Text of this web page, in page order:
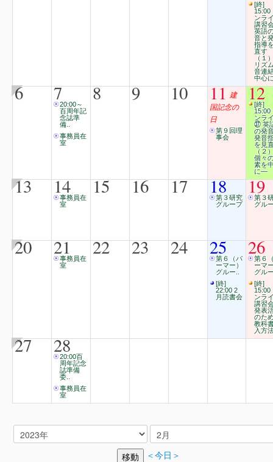
[終]
15:00
ンラ
講習
英語
音と
指導
直す
（１
リズ
音連
中心
6 720:00～
百周年記
念誌準
備..
事務員在
室
8 9 10 11 建
国記念の
日
第９回理
事会
12
[終]
15:00
ンラ
㊲ 英
の発
発音
を見
（２
個々
素を
に―
13 14
事務員在
室
15 16 17 18
第３研究
グループ
19
第３
グル
20 21
事務員在
室
22 23 24 25
第６（パ
ーマー）
グルー..
[終]
22:00 2
月読書会
26
第６
ーマ
グル
[終]
15:00
ンラ
講習
発表
のた
教科
入方
27 28
20:00百
周年記念
誌準備
委..
事務員在
室
＜今日＞